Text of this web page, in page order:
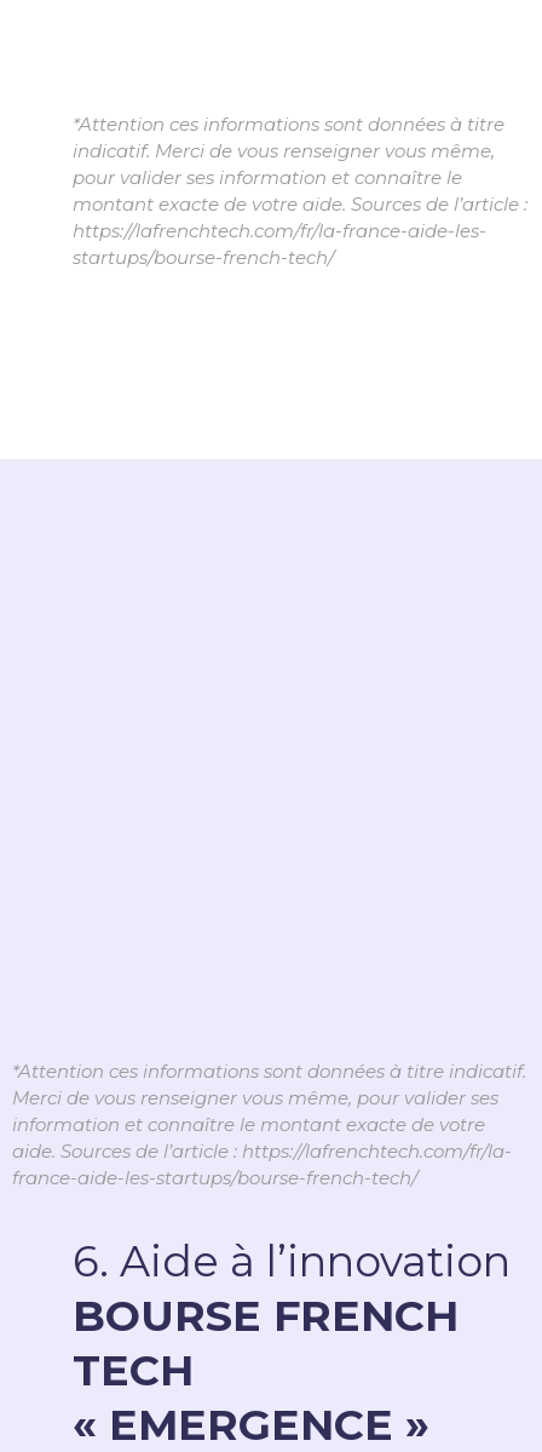
*Attention ces informations sont données à titre
indicatif. Merci de vous renseigner vous même,
pour valider ses information et connaître le
montant exacte de votre aide. Sources de l’article :
https://lafrenchtech.com/fr/la-france-aide-les-
startups/bourse-french-tech/
*Attention ces informations sont données à titre indicatif.
Merci de vous renseigner vous même, pour valider ses
information et connaître le montant exacte de votre
aide. Sources de l’article : https://lafrenchtech.com/fr/la-
france-aide-les-startups/bourse-french-tech/
6. Aide à l’innovation
BOURSE FRENCH
TECH
« EMERGENCE »